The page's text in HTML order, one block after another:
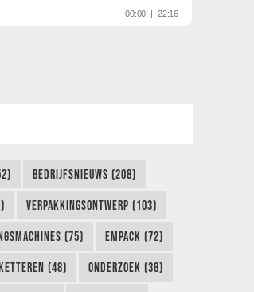
BEDRIJFSNIEUWS (208)
VERPAKKINGSONTWERP (103)
(75) EMPACK (72)
(48) ONDERZOEK (38)